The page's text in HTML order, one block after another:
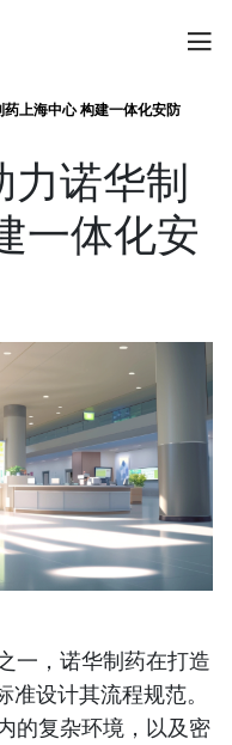
上海中心 构建一体化安防
力诺华制
一体化安
一，诺华制药在打造
设计其流程规范。
的复杂环境，以及密